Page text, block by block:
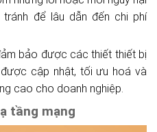
để lâu dẫn đến chi phí
bảo được các thiết thiết bị
cập nhật, tối ưu hoá và
cao cho doanh nghiệp.
tầng mạng